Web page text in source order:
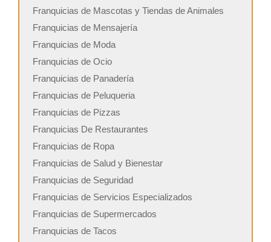
Franquicias de Mascotas y Tiendas de Animales
Franquicias de Mensajería
Franquicias de Moda
Franquicias de Ocio
Franquicias de Panadería
Franquicias de Peluqueria
Franquicias de Pizzas
Franquicias De Restaurantes
Franquicias de Ropa
Franquicias de Salud y Bienestar
Franquicias de Seguridad
Franquicias de Servicios Especializados
Franquicias de Supermercados
Franquicias de Tacos